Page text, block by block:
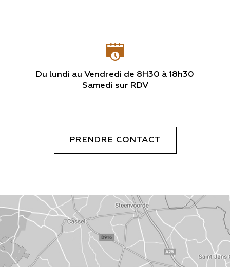
Du lundi au Vendredi de 8H30 à 18h30
Samedi sur RDV
PRENDRE CONTACT